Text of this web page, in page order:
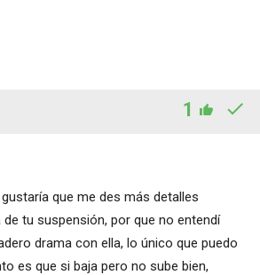
1
que me des más detalles
tu suspensión, por que no entendí
drama con ella, lo único que puedo
es que si baja pero no sube bien,